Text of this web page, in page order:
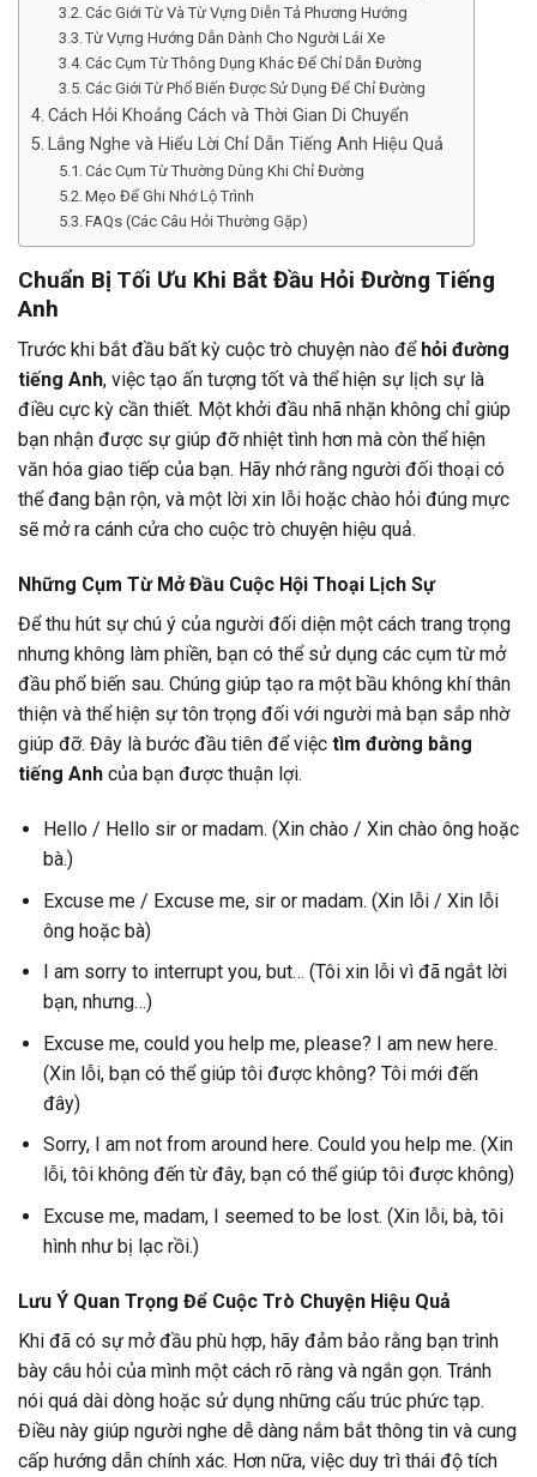
Các Giới Từ Và Từ Vựng Diễn Tả Phương Hướng
Từ Vựng Hướng Dẫn Dành Cho Người Lái Xe
Các Cụm Từ Thông Dụng Khác Để Chỉ Dẫn Đường
Các Giới Từ Phổ Biến Được Sử Dụng Để Chỉ Đường
Cách Hỏi Khoảng Cách và Thời Gian Di Chuyển
Lắng Nghe và Hiểu Lời Chỉ Dẫn Tiếng Anh Hiệu Quả
Các Cụm Từ Thường Dùng Khi Chỉ Đường
Mẹo Để Ghi Nhớ Lộ Trình
FAQs (Các Câu Hỏi Thường Gặp)
Chuẩn Bị Tối Ưu Khi Bắt Đầu Hỏi Đường Tiếng
Anh
Trước khi bắt đầu bất kỳ cuộc trò chuyện nào để hỏi đường
tiếng Anh, việc tạo ấn tượng tốt và thể hiện sự lịch sự là
điều cực kỳ cần thiết. Một khởi đầu nhã nhặn không chỉ giúp
bạn nhận được sự giúp đỡ nhiệt tình hơn mà còn thể hiện
văn hóa giao tiếp của bạn. Hãy nhớ rằng người đối thoại có
thể đang bận rộn, và một lời xin lỗi hoặc chào hỏi đúng mực
sẽ mở ra cánh cửa cho cuộc trò chuyện hiệu quả.
Những Cụm Từ Mở Đầu Cuộc Hội Thoại Lịch Sự
Để thu hút sự chú ý của người đối diện một cách trang trọng
nhưng không làm phiền, bạn có thể sử dụng các cụm từ mở
đầu phổ biến sau. Chúng giúp tạo ra một bầu không khí thân
thiện và thể hiện sự tôn trọng đối với người mà bạn sắp nhờ
giúp đỡ. Đây là bước đầu tiên để việc tìm đường bằng
tiếng Anh của bạn được thuận lợi.
Hello / Hello sir or madam. (Xin chào / Xin chào ông hoặc
bà.)
Excuse me / Excuse me, sir or madam. (Xin lỗi / Xin lỗi
ông hoặc bà)
I am sorry to interrupt you, but… (Tôi xin lỗi vì đã ngắt lời
bạn, nhưng…)
Excuse me, could you help me, please? I am new here.
(Xin lỗi, bạn có thể giúp tôi được không? Tôi mới đến
đây)
Sorry, I am not from around here. Could you help me. (Xin
lỗi, tôi không đến từ đây, bạn có thể giúp tôi được không)
Excuse me, madam, I seemed to be lost. (Xin lỗi, bà, tôi
hình như bị lạc rồi.)
Lưu Ý Quan Trọng Để Cuộc Trò Chuyện Hiệu Quả
Khi đã có sự mở đầu phù hợp, hãy đảm bảo rằng bạn trình
bày câu hỏi của mình một cách rõ ràng và ngắn gọn. Tránh
nói quá dài dòng hoặc sử dụng những cấu trúc phức tạp.
Điều này giúp người nghe dễ dàng nắm bắt thông tin và cung
cấp hướng dẫn chính xác. Hơn nữa, việc duy trì thái độ tích